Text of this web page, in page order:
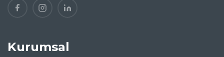
Kurumsal